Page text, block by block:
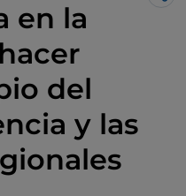
en la
del
y las